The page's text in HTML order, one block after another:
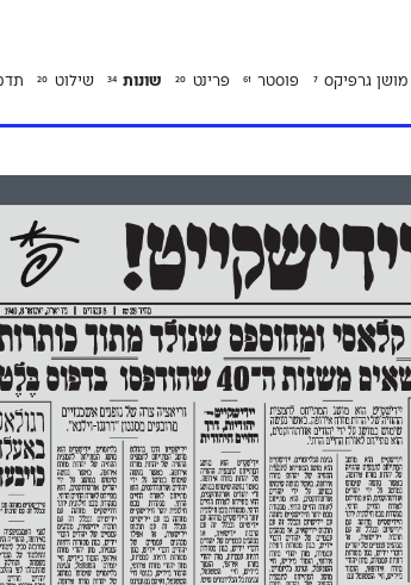
מושן גרפיקס 7 פוסטר 61 פרינט 20 שונות 34 שילוט 20